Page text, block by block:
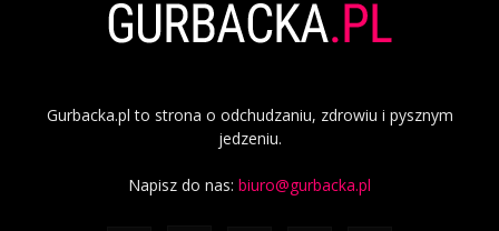
Gurbacka.pl to strona o odchudzaniu, zdrowiu i pysznym
jedzeniu.
Napisz do nas: biuro@gurbacka.pl